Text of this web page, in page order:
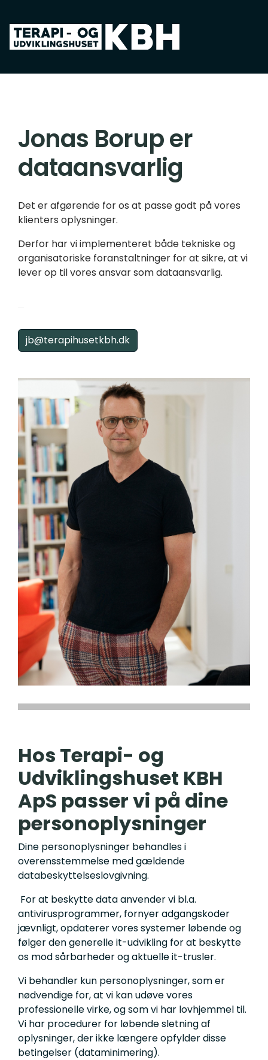
Jonas Borup er
dataansvarlig
Det er afgørende for os at passe godt på vores
klienters oplysninger.
Derfor har vi implementeret både tekniske og
organisatoriske foranstaltninger for at sikre, at vi
lever op til vores ansvar som dataansvarlig.
jb@terapihusetkbh.dk
Hos Terapi- og
Udviklingshuset KBH
ApS passer vi på dine
personoplysninger
Dine personoplysninger behandles i
overensstemmelse med gældende
databeskyttelseslovgivning.
For at beskytte data anvender vi bl.a.
antivirusprogrammer, fornyer adgangskoder
jævnligt, opdaterer vores systemer løbende og
følger den generelle it-udvikling for at beskytte
os mod sårbarheder og aktuelle it-trusler.
Vi behandler kun personoplysninger, som er
nødvendige for, at vi kan udøve vores
professionelle virke, og som vi har lovhjemmel til.
Vi har procedurer for løbende sletning af
oplysninger, der ikke længere opfylder disse
betingelser (dataminimering).